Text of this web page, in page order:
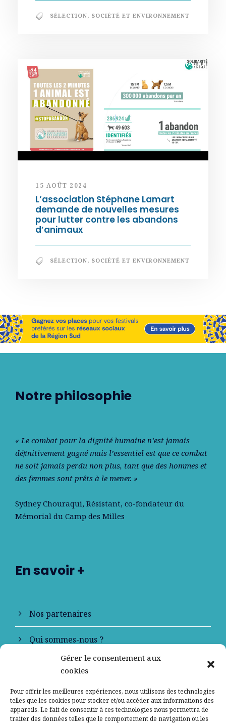
Gérer le consentement aux
cookies
Pour offrir les meilleures expériences, nous utilisons des technologies
telles que les cookies pour stocker et/ou accéder aux informations des
appareils. Le fait de consentir à ces technologies nous permettra de
traiter des données telles que le comportement de navigation ou les
SÉLECTION, SOCIÉTÉ ET ENVIRONNEMENT
15 AOÛT 2024
L’association Stéphane Lamart
demande de nouvelles mesures
pour lutter contre les abandons
d’animaux
SÉLECTION, SOCIÉTÉ ET ENVIRONNEMENT
Notre philosophie
« Le combat pour la dignité humaine n’est jamais
déﬁnitivement gagné mais l’essentiel est que ce combat
ne soit jamais perdu non plus, tant que des hommes et
des femmes sont prêts à le mener. »
Sydney Chouraqui, Résistant, co-fondateur du
Mémorial du Camp des Milles
En savoir +
Nos partenaires
Qui sommes-nous ?
Contactez-nous
Mentions légales
Politique de confidentialité